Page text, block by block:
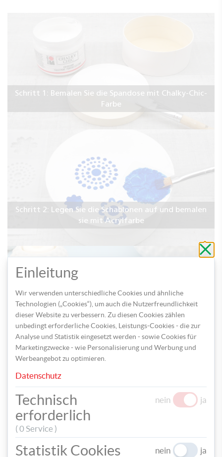
Schritt 1: Bemalen Sie die Spandose mit Chalky-Chic-
Farbe
Schritt 2: Legen Sie die Schablonen auf und bemalen
sie mit Acrylfarbe
Schritt 3: Ziehen Sie die Schablonen vorsichtig ab.
Fertig ist Ihr Schatzkisterl!
TEILEN
TAGS
KREIDEFARBE SOMMER
ohne
zu
Einleitung
Wir verwenden unterschiedliche Cookies und ähnliche
Technologien („Cookies“), um auch die Nutzerfreundlichkeit
dieser Website zu verbessern. Zu diesen Cookies zählen
unbedingt erforderliche Cookies, Leistungs-Cookies - die zur
Analyse und Statistik eingesetzt werden - sowie Cookies für
Marketingzwecke - wie Personalisierung und Werbung und
Werbeangebot zu optimieren.
Datenschutz
Technisch
erforderlich
( 0 Service )
nein ja
Statistik Cookies nein ja